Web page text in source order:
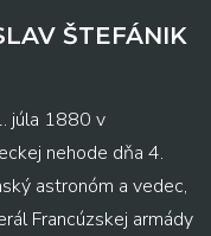
ŠTEFÁNIK
júla 1880 v
nehode dňa 4.
astronóm a vedec,
Francúzskej armády